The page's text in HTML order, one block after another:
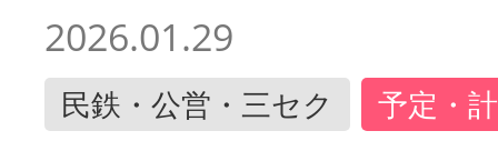
2026.01.29
民鉄・公営・三セク 予定・